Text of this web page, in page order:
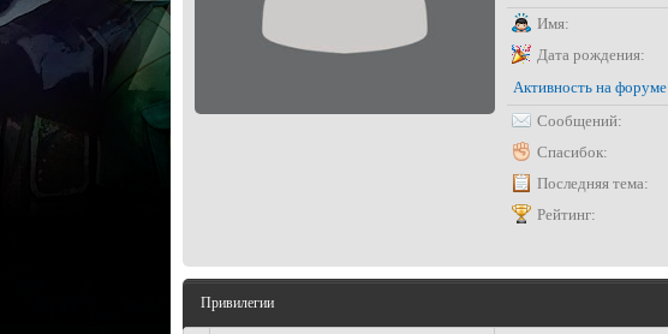
Имя:
Дата рождения:
Активность на форуме
Сообщений:
Спасибок:
Последняя тема:
Рейтинг:
Привилегии